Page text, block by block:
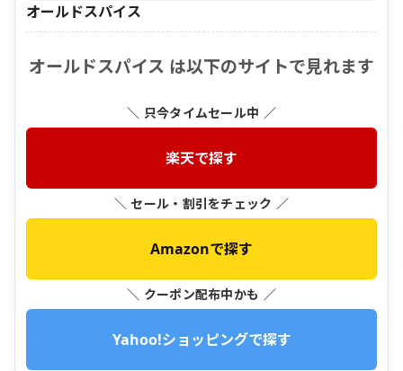
オールドスパイス
オールドスパイス は以下のサイトで見れます
＼ 只今タイムセール中 ／
楽天で探す
＼ セール・割引をチェック ／
Amazonで探す
＼ クーポン配布中かも ／
Yahoo!ショッピングで探す